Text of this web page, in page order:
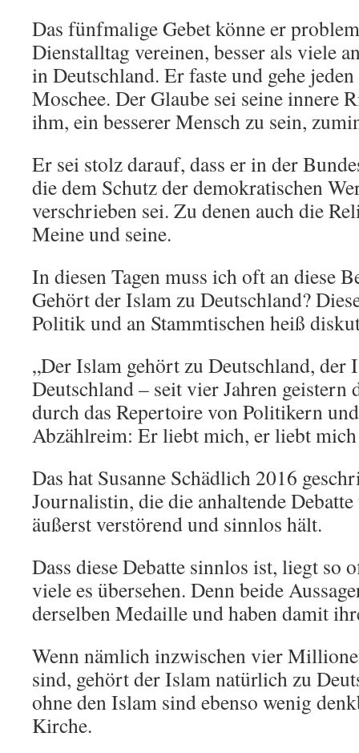
Das fünfmalige Gebet könne er
Dienstalltag vereinen, besser als viele
in Deutschland. Er faste und gehe
Moschee. Der Glaube sei seine innere
ihm, ein besserer Mensch zu sein,
Er sei stolz darauf, dass er in der
die dem Schutz der demokratischen
verschrieben sei. Zu denen auch die
Meine und seine.
In diesen Tagen muss ich oft an diese
Gehört der Islam zu Deutschland?
Politik und an Stammtischen heiß
„Der Islam gehört zu Deutschland, der
Deutschland – seit vier Jahren geistern
durch das Repertoire von Politikern
Abzählreim: Er liebt mich, er liebt
Das hat Susanne Schädlich 2016
Journalistin, die die anhaltende
äußerst verstörend und sinnlos hält.
Dass diese Debatte sinnlos ist, liegt so
viele es übersehen. Denn beide
derselben Medaille und haben damit
Wenn nämlich inzwischen vier
sind, gehört der Islam natürlich zu
ohne den Islam sind ebenso wenig
Kirche.